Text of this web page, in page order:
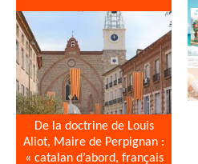
De la doctrine de Louis
Aliot, Maire de Perpignan :
« catalan d’abord, français